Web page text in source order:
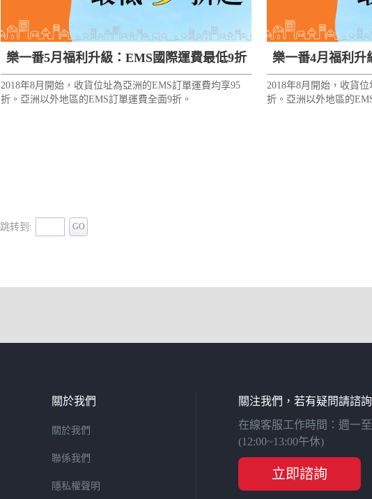
樂一番5月福利升級：EMS國際運費最低9折
起！
2018年8月開始，收貨位址為亞洲的EMS訂單運費均享95
折。亞洲以外地區的EMS訂單運費全面9折。
樂一番4月福利升
2018年8月開始，收貨
折。亞洲以外地區的
跳转到: GO
關於我們
關於我們
聯係我們
隱私權聲明
關注我們，若有疑問請諮
在線客服工作時間：週一
(12:00~13:00午休)
立即諮詢